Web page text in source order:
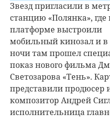
Звезд пригласили в
станцию «Полянка»,
платформе выстроили
мобильный кинозал и в
ночи там прошел
показ нового фильма
Светозарова «Тень».
представили продюсер
композитор Андрей
исполнительница